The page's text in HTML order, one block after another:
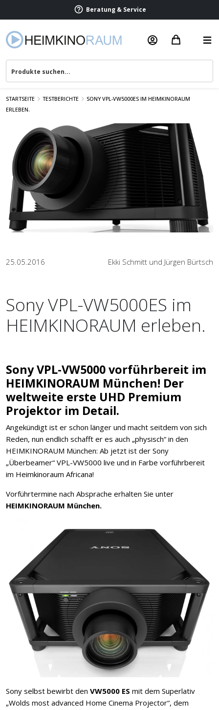
Beratung & Service
STARTSEITE TESTBERICHTE
SONY VPL-VW5000ES IM HEIMKINORAUM
ERLEBEN.
25.05.2016 Ekki Schmitt und Jürgen Bürtsch
Sony VPL-VW5000ES im
HEIMKINORAUM erleben.
Sony VPL-VW5000 vorführbereit im
HEIMKINORAUM München! Der
weltweite erste UHD Premium
Projektor im Detail.
Angekündigt ist er schon länger und macht seitdem von sich
Reden, nun endlich schafft er es auch „physisch“ in den
HEIMKINORAUM München: Ab jetzt ist der Sony
„Überbeamer“ VPL-VW5000 live und in Farbe vorführbereit
im Heimkinoraum Africana!
Vorführtermine nach Absprache erhalten Sie unter
HEIMKINORAUM München.
Sony selbst bewirbt den VW5000 ES mit dem Superlativ
„Wolds most advanced Home Cinema Projector“, dem